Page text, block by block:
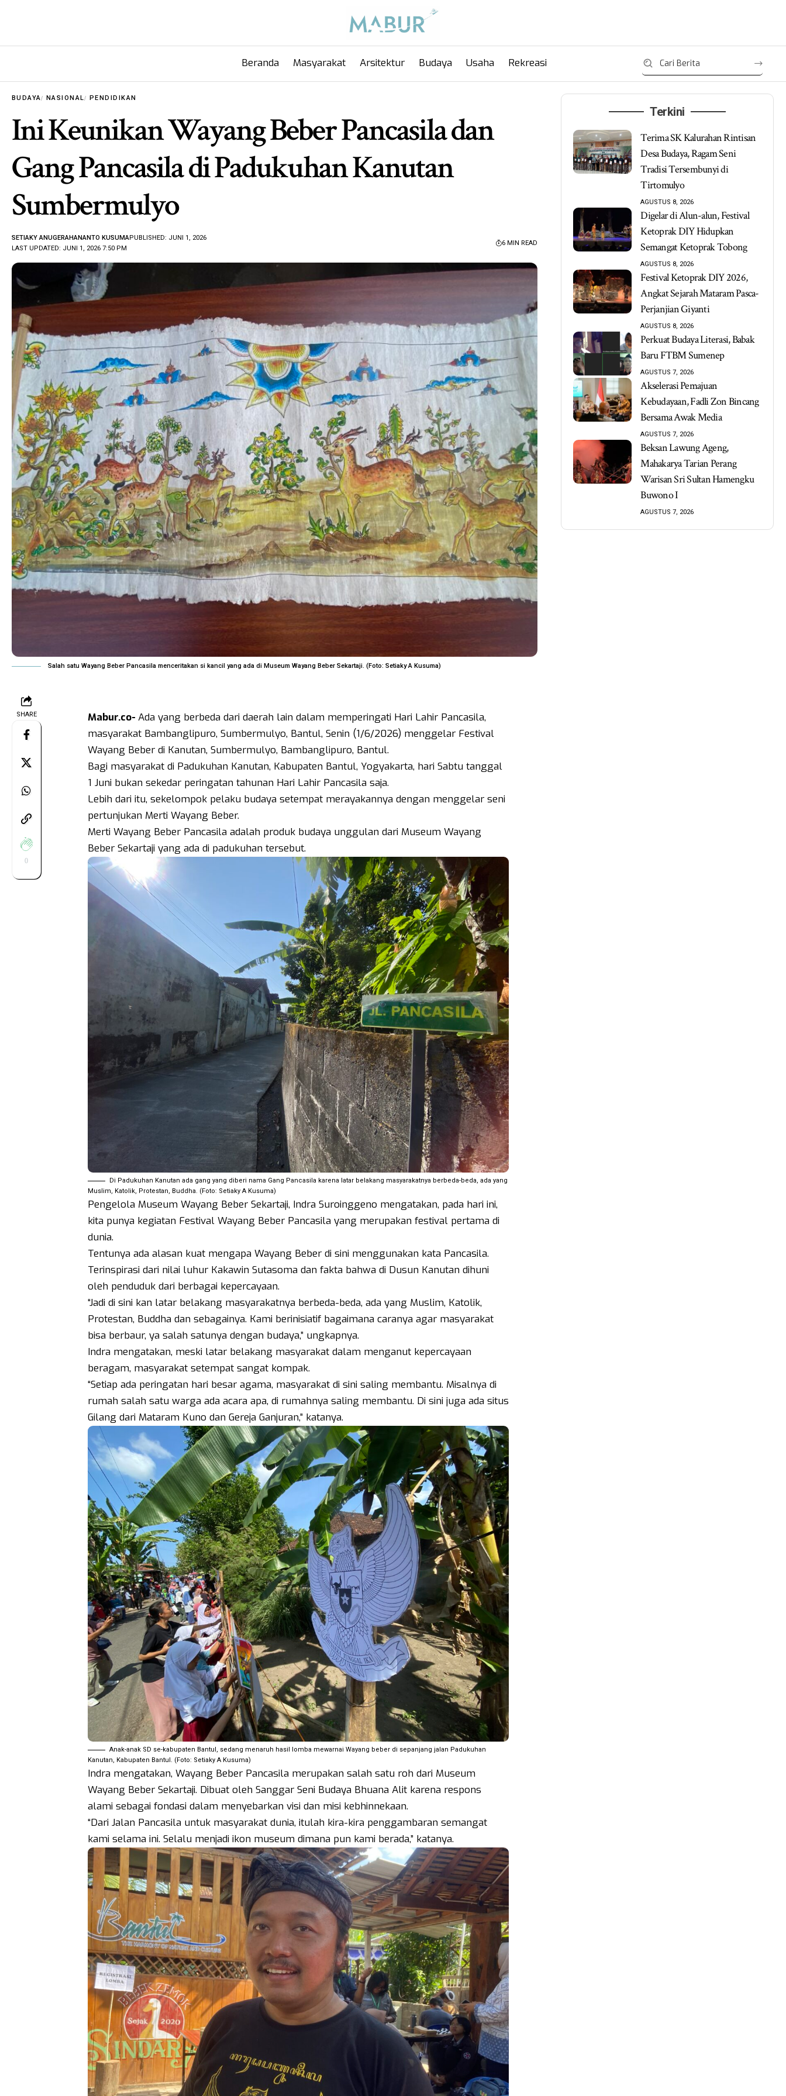
Beranda Masyarakat Arsitektur Budaya Usaha Rekreasi
BUDAYA NASIONAL PENDIDIKAN
Ini Keunikan Wayang Beber Pancasila dan
Gang Pancasila di Padukuhan Kanutan
Sumbermulyo
LAST UPDATED: JUNI 1, 2026 7:50 PM
SETIAKY ANUGERAHANANTO KUSUMAPUBLISHED: JUNI 1, 2026
6 MIN READ
Salah satu Wayang Beber Pancasila menceritakan si kancil yang ada di Museum Wayang Beber Sekartaji. (Foto: Setiaky A Kusuma)
SHARE
0
Mabur.co- Ada yang berbeda dari daerah lain dalam memperingati Hari Lahir Pancasila,
masyarakat Bambanglipuro, Sumbermulyo, Bantul, Senin (1/6/2026) menggelar Festival
Wayang Beber di Kanutan, Sumbermulyo, Bambanglipuro, Bantul.
Bagi masyarakat di Padukuhan Kanutan, Kabupaten Bantul, Yogyakarta, hari Sabtu tanggal
1 Juni bukan sekedar peringatan tahunan Hari Lahir Pancasila saja.
Lebih dari itu, sekelompok pelaku budaya setempat merayakannya dengan menggelar seni
pertunjukan Merti Wayang Beber.
Merti Wayang Beber Pancasila adalah produk budaya unggulan dari Museum Wayang
Beber Sekartaji yang ada di padukuhan tersebut.
Di Padukuhan Kanutan ada gang yang diberi nama Gang Pancasila karena latar belakang masyarakatnya berbeda-beda, ada yang
Muslim, Katolik, Protestan, Buddha. (Foto: Setiaky A Kusuma)
Pengelola Museum Wayang Beber Sekartaji, Indra Suroinggeno mengatakan, pada hari ini,
kita punya kegiatan Festival Wayang Beber Pancasila yang merupakan festival pertama di
dunia.
Tentunya ada alasan kuat mengapa Wayang Beber di sini menggunakan kata Pancasila.
Terinspirasi dari nilai luhur Kakawin Sutasoma dan fakta bahwa di Dusun Kanutan dihuni
oleh penduduk dari berbagai kepercayaan.
“Jadi di sini kan latar belakang masyarakatnya berbeda-beda, ada yang Muslim, Katolik,
Protestan, Buddha dan sebagainya. Kami berinisiatif bagaimana caranya agar masyarakat
bisa berbaur, ya salah satunya dengan budaya,” ungkapnya.
Indra mengatakan, meski latar belakang masyarakat dalam menganut kepercayaan
beragam, masyarakat setempat sangat kompak.
“Setiap ada peringatan hari besar agama, masyarakat di sini saling membantu. Misalnya di
rumah salah satu warga ada acara apa, di rumahnya saling membantu. Di sini juga ada situs
Gilang dari Mataram Kuno dan Gereja Ganjuran,” katanya.
Anak-anak SD se-kabupaten Bantul, sedang menaruh hasil lomba mewarnai Wayang beber di sepanjang jalan Padukuhan
Kanutan, Kabupaten Bantul. (Foto: Setiaky A Kusuma)
Indra mengatakan, Wayang Beber Pancasila merupakan salah satu roh dari Museum
Wayang Beber Sekartaji. Dibuat oleh Sanggar Seni Budaya Bhuana Alit karena respons
alami sebagai fondasi dalam menyebarkan visi dan misi kebhinnekaan.
“Dari Jalan Pancasila untuk masyarakat dunia, itulah kira-kira penggambaran semangat
kami selama ini. Selalu menjadi ikon museum dimana pun kami berada,” katanya.
Terkini
Terima SK Kalurahan Rintisan
Desa Budaya, Ragam Seni
Tradisi Tersembunyi di
Tirtomulyo
AGUSTUS 8, 2026
Digelar di Alun-alun, Festival
Ketoprak DIY Hidupkan
Semangat Ketoprak Tobong
AGUSTUS 8, 2026
Festival Ketoprak DIY 2026,
Angkat Sejarah Mataram Pasca-
Perjanjian Giyanti
AGUSTUS 8, 2026
Perkuat Budaya Literasi, Babak
Baru FTBM Sumenep
AGUSTUS 7, 2026
Akselerasi Pemajuan
Kebudayaan, Fadli Zon Bincang
Bersama Awak Media
AGUSTUS 7, 2026
Beksan Lawung Ageng,
Mahakarya Tarian Perang
Warisan Sri Sultan Hamengku
Buwono I
AGUSTUS 7, 2026